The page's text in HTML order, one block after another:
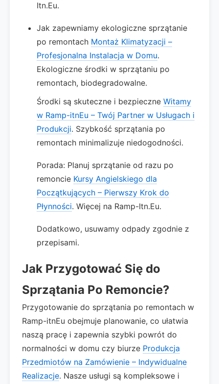
Itn.Eu.
Jak zapewniamy ekologiczne sprzątanie
po remontach Montaż Klimatyzacji –
Profesjonalna Instalacja w Domu.
Ekologiczne środki w sprzątaniu po
remontach, biodegradowalne.
Środki są skuteczne i bezpieczne Witamy
w Ramp-itnEu – Twój Partner w Usługach i
Produkcji. Szybkość sprzątania po
remontach minimalizuje niedogodności.
Porada: Planuj sprzątanie od razu po
remoncie Kursy Angielskiego dla
Początkujących – Pierwszy Krok do
Płynności. Więcej na Ramp-Itn.Eu.
Dodatkowo, usuwamy odpady zgodnie z
przepisami.
Jak Przygotować Się do
Sprzątania Po Remoncie?
Przygotowanie do sprzątania po remontach w
Ramp-itnEu obejmuje planowanie, co ułatwia
naszą pracę i zapewnia szybki powrót do
normalności w domu czy biurze Produkcja
Przedmiotów na Zamówienie – Indywidualne
Realizacje. Nasze usługi są kompleksowe i